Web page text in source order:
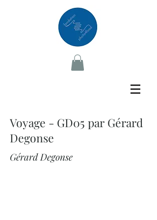
Voyage - GD05 par Gérard
Degonse
Gérard Degonse